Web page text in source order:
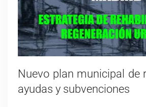
Nuevo plan municipal de
ayudas y subvenciones